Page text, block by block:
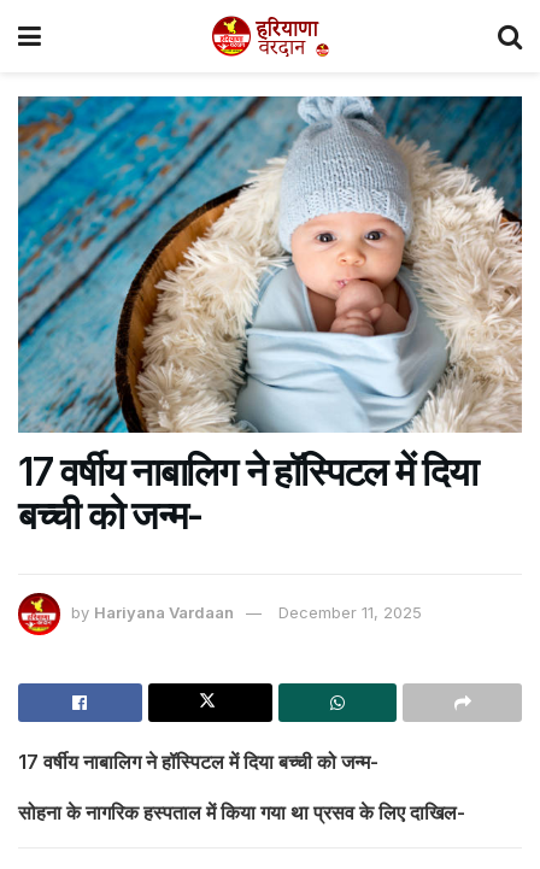
17 वर्षीय नाबालिग ने हॉस्पिटल में दिया
बच्ची को जन्म-
by Hariyana Vardaan December 11, 2025
17 वर्षीय नाबालिग ने हॉस्पिटल में दिया बच्ची को जन्म-
सोहना के नागरिक हस्पताल में किया गया था प्रसव के लिए दाखिल-